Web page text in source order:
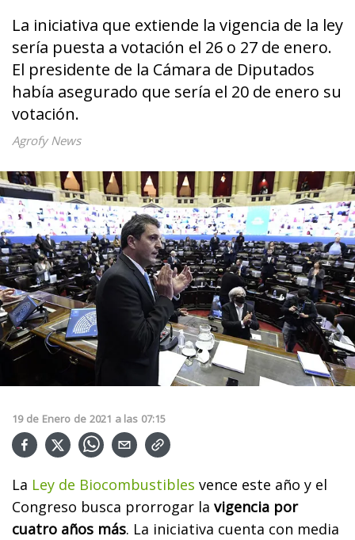
La iniciativa que extiende la vigencia de la ley
sería puesta a votación el 26 o 27 de enero.
El presidente de la Cámara de Diputados
había asegurado que sería el 20 de enero su
votación.
Agrofy News
19 de Enero de 2021 a las 07:15
La Ley de Biocombustibles vence este año y el
Congreso busca prorrogar la vigencia por
cuatro años más. La iniciativa cuenta con media